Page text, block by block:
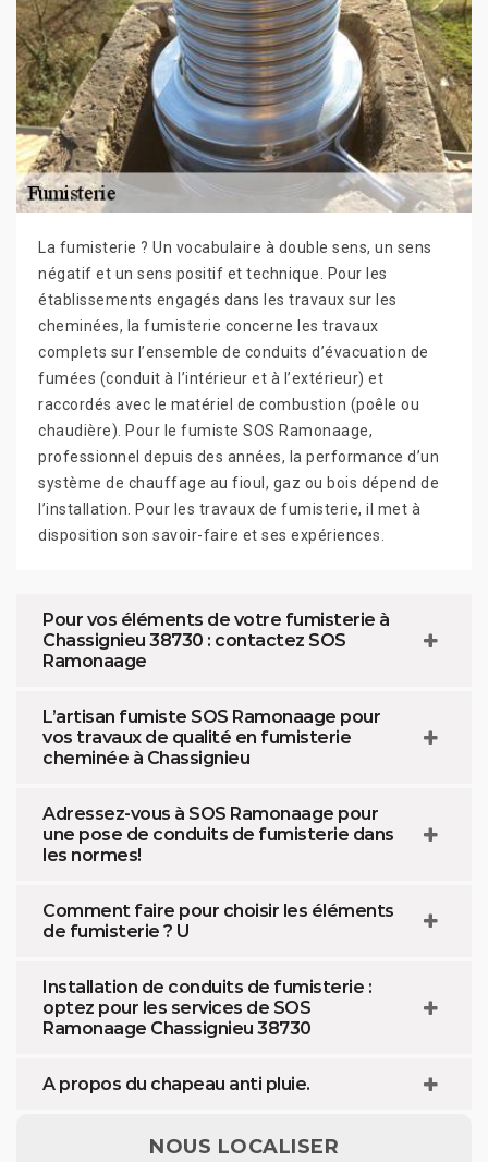
La fumisterie ? Un vocabulaire à double sens, un sens
négatif et un sens positif et technique. Pour les
établissements engagés dans les travaux sur les
cheminées, la fumisterie concerne les travaux
complets sur l’ensemble de conduits d’évacuation de
fumées (conduit à l’intérieur et à l’extérieur) et
raccordés avec le matériel de combustion (poêle ou
chaudière). Pour le fumiste SOS Ramonaage,
professionnel depuis des années, la performance d’un
système de chauffage au fioul, gaz ou bois dépend de
l’installation. Pour les travaux de fumisterie, il met à
disposition son savoir-faire et ses expériences.
Pour vos éléments de votre fumisterie à
Chassignieu 38730 : contactez SOS
Ramonaage
L’artisan fumiste SOS Ramonaage pour
vos travaux de qualité en fumisterie
cheminée à Chassignieu
Adressez-vous à SOS Ramonaage pour
une pose de conduits de fumisterie dans
les normes!
Comment faire pour choisir les éléments
de fumisterie ? U
Installation de conduits de fumisterie :
optez pour les services de SOS
Ramonaage Chassignieu 38730
A propos du chapeau anti pluie.
NOUS LOCALISER